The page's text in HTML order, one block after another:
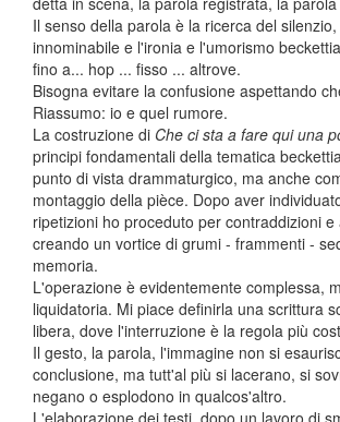
Il senso della parola è la ricerca del
innominabile e l'ironia e l'umorismo
fino a... hop ... fisso ... altrove.
Bisogna evitare la confusione aspettando
Riassumo: io e quel rumore.
La costruzione di Che ci sta a fare qui una
principi fondamentali della tematica
punto di vista drammaturgico, ma anche
montaggio della pièce. Dopo aver
ripetizioni ho proceduto per contraddizioni e
creando un vortice di grumi - frammenti -
memoria.
L'operazione è evidentemente complessa,
liquidatoria. Mi piace definirla una scrittura
libera, dove l'interruzione è la regola più
Il gesto, la parola, l'immagine non si
conclusione, ma tutt'al più si lacerano, si
negano o esplodono in qualcos'altro.
L'elaborazione dei testi, dopo un lavoro di